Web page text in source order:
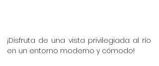
¡Disfruta de una vista privilegiada al río
en un entorno moderno y cómodo!